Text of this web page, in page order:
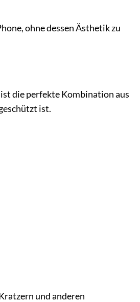
ohne dessen Ästhetik zu
ist die perfekte Kombination aus
ist.
und anderen